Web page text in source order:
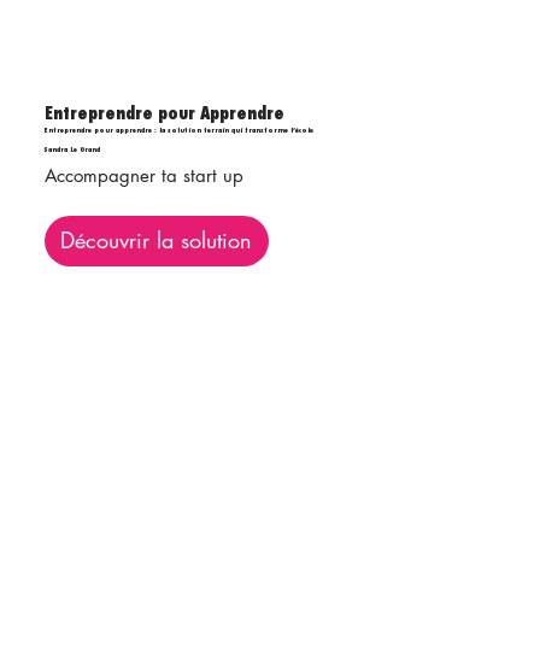
Entreprendre pour Apprendre
Entreprendre pour apprendre : la solution terrain qui transforme l’école
Sandra Le Grand
Accompagner ta start up
Découvrir la solution